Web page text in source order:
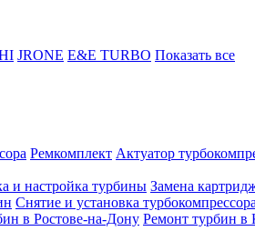
JRONE E&E TURBO Показать все
Ремкомплект Актуатор
и настройка турбины Замена
Снятие и установка турбокомпрессора
в Ростове-на-Дону Ремонт турбин в